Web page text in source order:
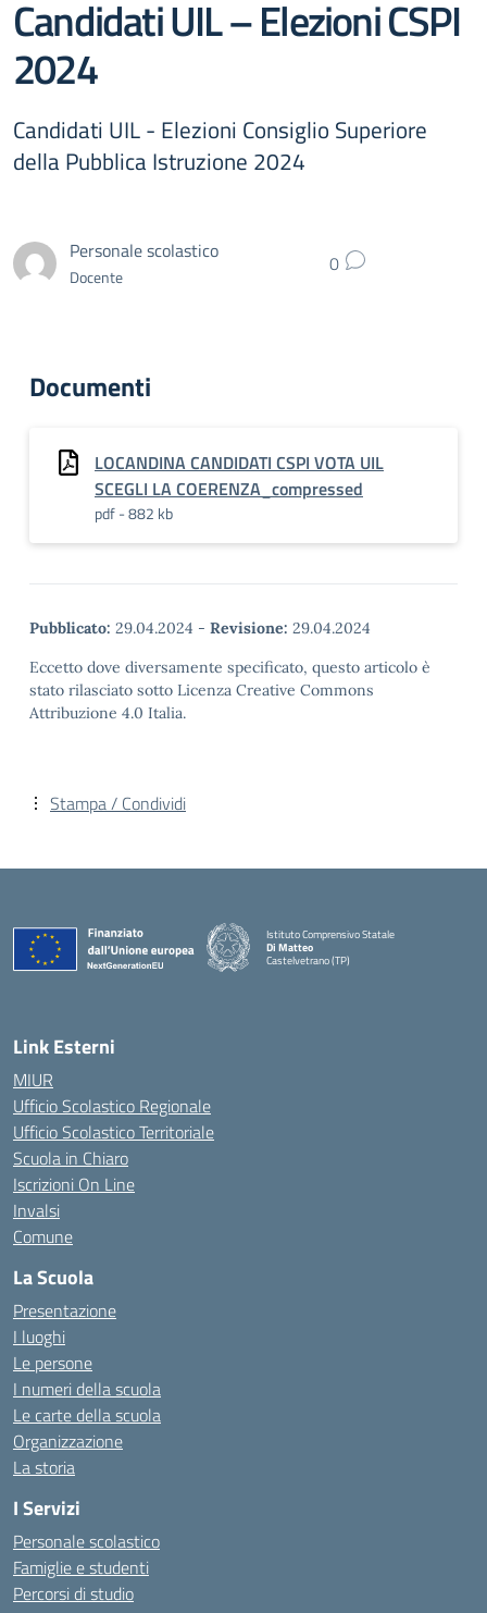
Candidati UIL – Elezioni CSPI
2024
Candidati UIL - Elezioni Consiglio Superiore
della Pubblica Istruzione 2024
Personale scolastico
Docente 0
Documenti
LOCANDINA CANDIDATI CSPI VOTA UIL
SCEGLI LA COERENZA_compressed
pdf - 882 kb
Pubblicato: 29.04.2024 - Revisione: 29.04.2024
Eccetto dove diversamente specificato, questo articolo è
stato rilasciato sotto Licenza Creative Commons
Attribuzione 4.0 Italia.
Stampa / Condividi
Istituto Comprensivo Statale
Di Matteo
Castelvetrano (TP)
Link Esterni
MIUR
Ufficio Scolastico Regionale
Ufficio Scolastico Territoriale
Scuola in Chiaro
Iscrizioni On Line
Invalsi
Comune
La Scuola
Presentazione
I luoghi
Le persone
I numeri della scuola
Le carte della scuola
Organizzazione
La storia
I Servizi
Personale scolastico
Famiglie e studenti
Percorsi di studio